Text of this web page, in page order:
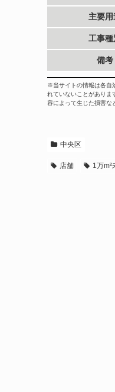
主要用
工事種
備考
※当サイトの情報は各自
れていないことがありま
容によって生じた損害な
中央区
店舗 1万m²